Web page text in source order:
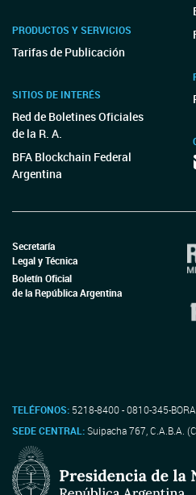
PRODUCTOS Y SERVICIOS
Tarifas de Publicación
SITIOS DE INTERÉS
Red de Boletines Oficiales
de la R. A.
BFA Blockchain Federal
Argentina
Secretaría
Legal y Técnica
Boletín Oficial
de la República Argentina
TELÉFONOS: 5218-8400 - 0810-345-
SEDE CENTRAL:Suipacha 767, C.A.B.A.